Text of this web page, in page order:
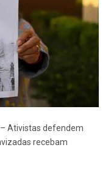
Ativistas defendem
recebam